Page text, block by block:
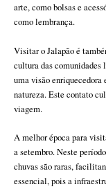
arte, como bolsas e
como lembrança.
Visitar o Jalapão é
cultura das comunidades
uma visão
natureza. Este contato
viagem.
A melhor época para
a setembro. Neste
chuvas são raras,
essencial, pois a